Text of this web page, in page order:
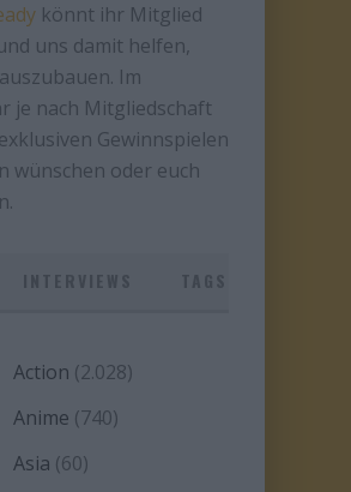
könnt ihr Mitglied
uns damit helfen,
Im
je nach Mitgliedschaft
Gewinnspielen
wünschen oder euch
Action (2.028)
Anime (740)
Asia (60)